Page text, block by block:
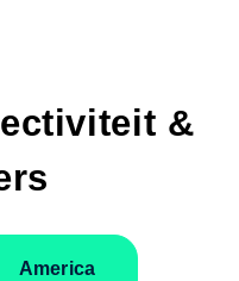
&
America